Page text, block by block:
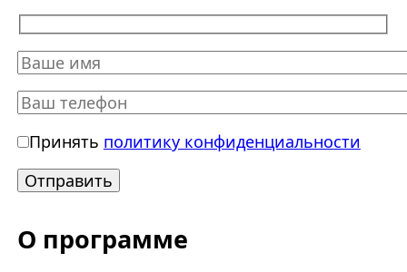
Принять политику конфиденциальности
О программе